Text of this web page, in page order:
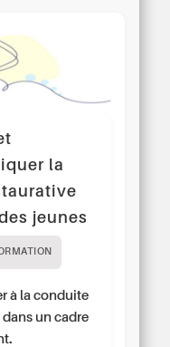
la
jeunes
à la conduite
un cadre